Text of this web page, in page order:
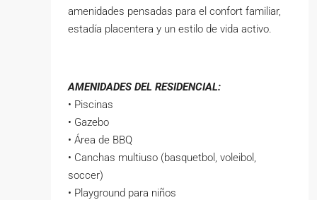
amenidades pensadas para el confort familiar,
estadía placentera y un estilo de vida activo.
AMENIDADES DEL RESIDENCIAL:
• Piscinas
• Gazebo
• Área de BBQ
• Canchas multiuso (basquetbol, voleibol,
soccer)
• Playground para niños